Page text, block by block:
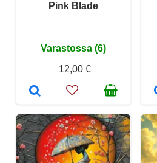
Pink Blade
Varastossa (6)
12,00 €